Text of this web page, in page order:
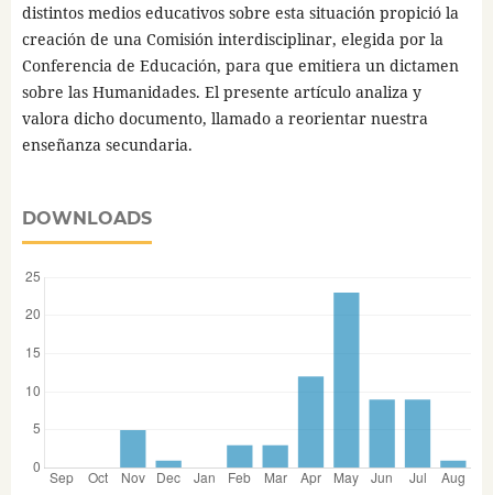
distintos medios educativos sobre esta situación propició la
creación de una Comisión interdisciplinar, elegida por la
Conferencia de Educación, para que emitiera un dictamen
sobre las Humanidades. El presente artículo analiza y
valora dicho documento, llamado a reorientar nuestra
enseñanza secundaria.
DOWNLOADS